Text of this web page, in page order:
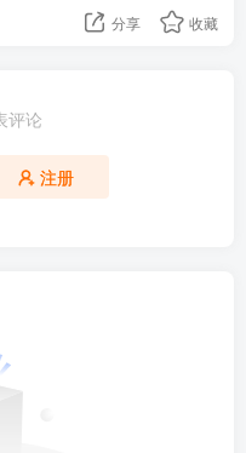
分享 收藏
评论
注册